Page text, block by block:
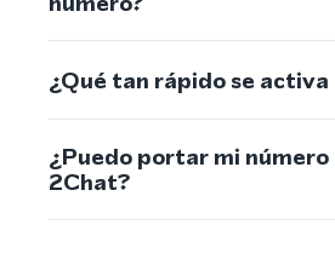
¿Qué tan rápido se activa
¿Puedo portar mi
2Chat?